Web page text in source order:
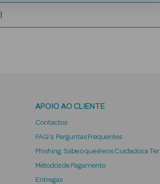
APOIO AO CLIENTE
Contactos
FAQ's: Perguntas Frequentes
Phishing: Sabe o que é e os Cuidados a Ter
Métodos de Pagamento
Entregas